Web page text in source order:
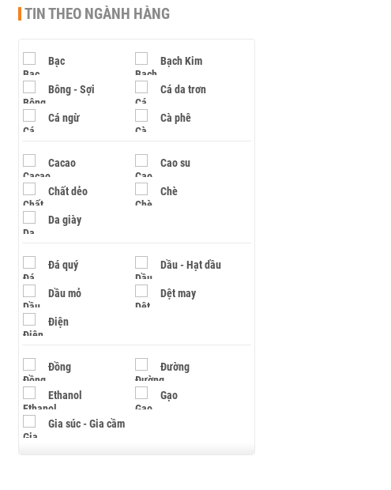
TIN THEO NGÀNH HÀNG
Bạc Bạch Kim
Bông - Sợi Cá da trơn
Cá ngừ Cà phê
Cacao Cao su
Chất dẻo Chè
Da giày
Đá quý Dầu - Hạt dầu
Dầu mỏ Dệt may
Điện
Đồng Đường
Ethanol Gạo
Gia súc - Gia cầm